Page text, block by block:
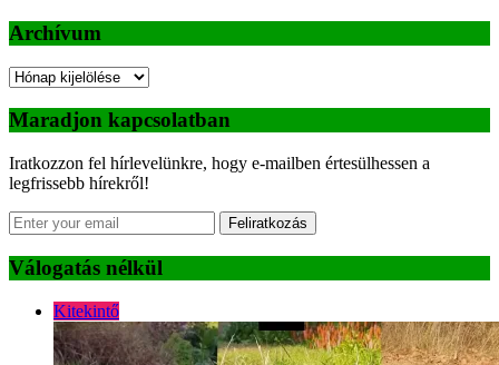
Archívum
Archívum
Maradjon kapcsolatban
Iratkozzon fel hírlevelünkre, hogy e-mailben értesülhessen a
legfrissebb hírekről!
Feliratkozás
Válogatás nélkül
Kitekintő